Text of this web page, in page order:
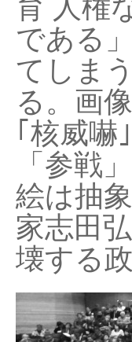
育 人権
である
てしま
る。画
｢核威嚇
「参戦
絵は抽
家志田
壊する